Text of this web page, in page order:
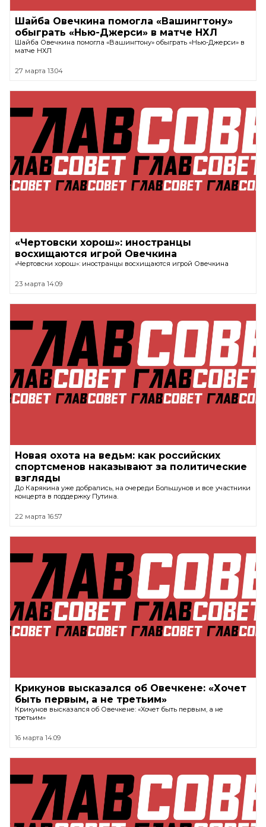
Шайба Овечкина помогла «Вашингтону»
обыграть «Нью-Джерси» в матче НХЛ
Шайба Овечкина помогла «Вашингтону» обыграть «Нью-Джерси» в
матче НХЛ
27 марта 13:04
«Чертовски хорош»: иностранцы
восхищаются игрой Овечкина
«Чертовски хорош»: иностранцы восхищаются игрой Овечкина
23 марта 14:09
Новая охота на ведьм: как российских
спортсменов наказывают за политические
взгляды
До Карякина уже добрались, на очереди Большунов и все участники
концерта в поддержку Путина.
22 марта 16:57
Крикунов высказался об Овечкене: «Хочет
быть первым, а не третьим»
Крикунов высказался об Овечкене: «Хочет быть первым, а не
третьим»
16 марта 14:09